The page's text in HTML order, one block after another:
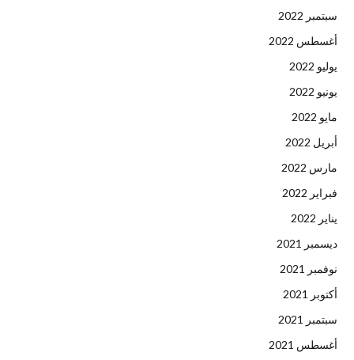
سبتمبر 2022
أغسطس 2022
يوليو 2022
يونيو 2022
مايو 2022
أبريل 2022
مارس 2022
فبراير 2022
يناير 2022
ديسمبر 2021
نوفمبر 2021
أكتوبر 2021
سبتمبر 2021
أغسطس 2021